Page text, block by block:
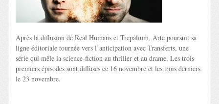
Après la diffusion de Real Humans et Trepalium, Arte poursuit sa
ligne éditoriale tournée vers l’anticipation avec Transferts, une
série qui mêle la science-fiction au thriller et au drame. Les trois
premiers épisodes sont diffusés ce 16 novembre et les trois derniers
le 23 novembre.